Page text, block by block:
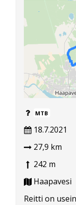
MTB
18.7.2021
27,9 km
242 m
Haapavesi
Reitti on